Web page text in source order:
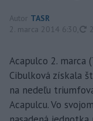
Autor TASR
2. marca 2014 6:30
Acapulco 2. marca
Cibulková získala
na nedeľu
Acapulcu. Vo